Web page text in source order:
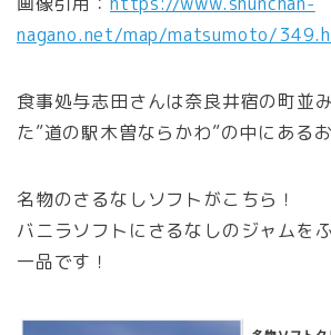
nagano.net/map/matsumoto/
食事処与志田さんは奈良井宿の町並
た”道の駅木曽ならかわ”の中にある
名物のさるなしソフトがこちら！
バニラソフトにさるなしのジャムを
一品です！